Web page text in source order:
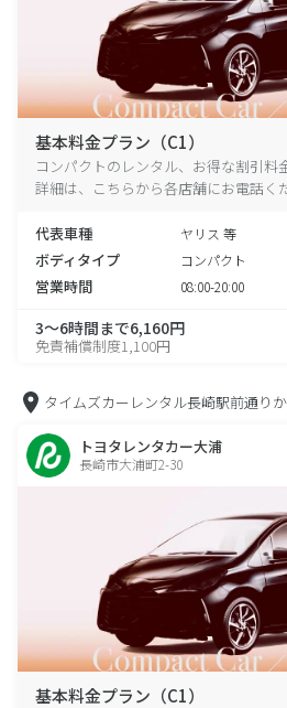
基本料金プラン（C1）
コンパクトのレンタル、お得な割引料
詳細は、こちらから各店舗にお電話く
代表車種 ヤリス 等
ボディタイプ コンパクト
営業時間 08:00-20:00
3～6時間まで6,160円
免責補償制度1,100円
タイムズカーレンタル長崎駅前通り
トヨタレンタカー大浦
長崎市大浦町2-30
基本料金プラン（C1）